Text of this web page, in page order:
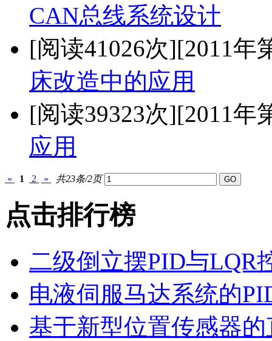
CAN总线系统设计
[阅读41026次][2011年
床改造中的应用
[阅读39323次][2011年
应用
« 1 2 » 共23条/2页
点击排行榜
二级倒立摆PID与LQR
电液伺服马达系统的
基于新型位置传感器的